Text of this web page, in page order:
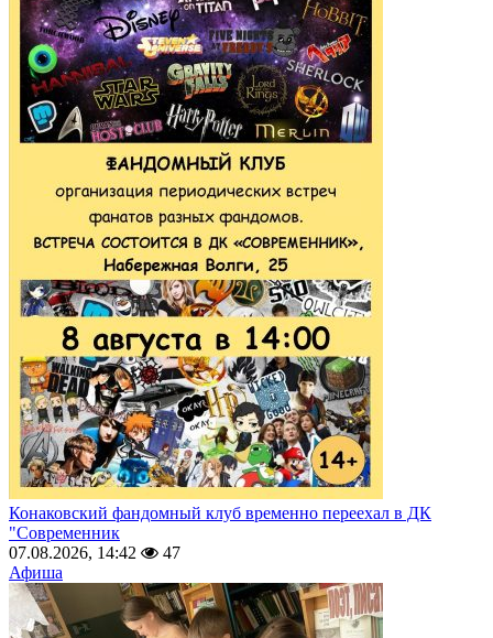
Конаковский фандомный клуб временно переехал в ДК
"Современник
07.08.2026, 14:42
47
Афиша